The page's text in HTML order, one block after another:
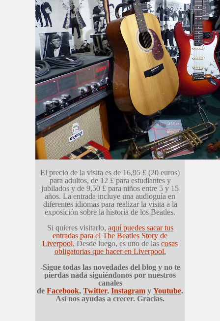
El precio de la visita es de 16,95 £ (20 euros)
para adultos, de 12 £ para estudiantes y
jubilados y de 9,50 £ para niños entre 5 y 15
años. La entrada incluye una audioguía en
diferentes idiomas para realizar la visita a la
exposición sobre la historia de los Beatles.
Si quieres visitarlo, aquí puedes sacar tus
entradas para el The Beatles Story de
Liverpool. Desde luego, es uno de las cosas
obligatorias que hacer en Liverpool.
-Sigue todas las novedades del blog y no te
pierdas nada siguiéndonos por nuestros
canales
de Facebook, Twitter, Instagram y Youtube.
Así nos ayudas a crecer. Gracias.